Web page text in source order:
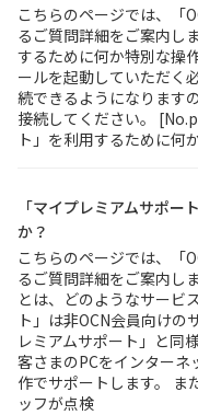
こちらのページでは、「
るご質問詳細をご案内し
するために何か特別な操
ールを起動していただく
続できるようになります
接続してください。
ト」を利用するために何
「マイプレミアムサポ
か？
こちらのページでは、「
るご質問詳細をご案内し
とは、どのようなサービ
ト」は非OCN会員向けの
レミアムサポート」と同
客さまのPCをインター
作でサポートします。 ま
ッフが点検